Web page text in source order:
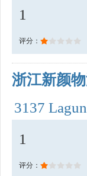
1
评分：
浙江新颜
3137
1
评分：